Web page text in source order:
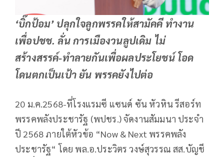
‘บิ๊กป้อม’ ปลุกใจลูกพรรคให้สามัคคี ทำงาน
เพื่อปชช. ลั่น การเมืองวนลูปเดิม ไม่
สร้างสรรค์-ทำลายกันเพื่อผลประโยชน์ โอด
โดนตกเป็นเป้า ยัน พรรคยังไปต่อ
20 ม.ค.2568-ที่โรงแรมซี แซนด์ ซัน หัวหิน รีสอร์ท
พรรคพลังประชารัฐ (พปชร.) จัดงานสัมมนา ประจำ
ปี 2568 ภายใต้หัวข้อ “Now & Next พรรคพลัง
ประชารัฐ“ โดย พล.อ.ประวิตร วงษ์สุวรรณ สส.บัญชี